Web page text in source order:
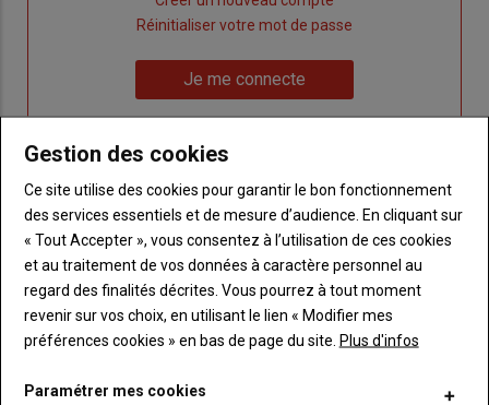
passe"
Réinitialiser votre mot de passe
me
connecte"
Je me connecte
Sous-
titre
Vous n'êtes pas abonné(e)
TITRE CRÉEZ UN COMPTE
BodyChoisissez votre formule et créez votre
compte pour accéder à tout Terre de
Touraine.
Créez un compte
Gestion des cookies
Ce site utilise des cookies pour garantir le bon fonctionnement
des services essentiels et de mesure d’audience. En cliquant sur
« Tout Accepter », vous consentez à l’utilisation de ces cookies
et au traitement de vos données à caractère personnel au
regard des finalités décrites. Vous pourrez à tout moment
revenir sur vos choix, en utilisant le lien « Modifier mes
préférences cookies » en bas de page du site. Plus d'infos
Paramétrer mes cookies